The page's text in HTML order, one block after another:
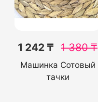
1 242 ₸ 1 380₸
Машинка Сотовый
тачки